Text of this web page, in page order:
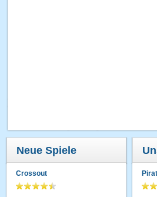
Neue Spiele
Crossout